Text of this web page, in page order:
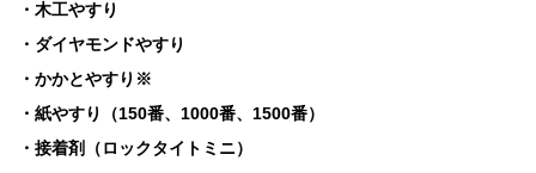
・木工やすり
・ダイヤモンドやすり
・かかとやすり※
・紙やすり（150番、1000番、1500番）
・接着剤（ロックタイトミニ）